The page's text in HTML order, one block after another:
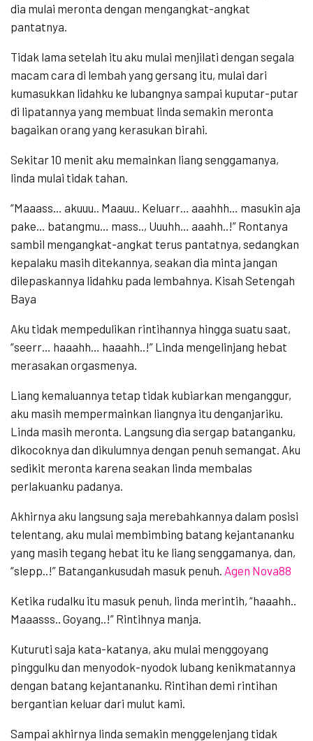
dia mulai meronta dengan mengangkat-angkat
pantatnya.
Tidak lama setelah itu aku mulai menjilati dengan segala
macam cara di lembah yang gersang itu, mulai dari
kumasukkan lidahku ke lubangnya sampai kuputar-putar
di lipatannya yang membuat linda semakin meronta
bagaikan orang yang kerasukan birahi.
Sekitar 10 menit aku memainkan liang senggamanya,
linda mulai tidak tahan.
“Maaass… akuuu.. Maauu.. Keluarr… aaahhh… masukin aja
pake… batangmu… mass.., Uuuhh… aaahh..!” Rontanya
sambil mengangkat-angkat terus pantatnya, sedangkan
kepalaku masih ditekannya, seakan dia minta jangan
dilepaskannya lidahku pada lembahnya. Kisah Setengah
Baya
Aku tidak mempedulikan rintihannya hingga suatu saat,
“seerr… haaahh… haaahh..!” Linda mengelinjang hebat
merasakan orgasmenya.
Liang kemaluannya tetap tidak kubiarkan menganggur,
aku masih mempermainkan liangnya itu denganjariku.
Linda masih meronta. Langsung dia sergap batanganku,
dikocoknya dan dikulumnya dengan penuh semangat. Aku
sedikit meronta karena seakan linda membalas
perlakuanku padanya.
Akhirnya aku langsung saja merebahkannya dalam posisi
telentang, aku mulai membimbing batang kejantananku
yang masih tegang hebat itu ke liang senggamanya, dan,
“slepp..!” Batangankusudah masuk penuh. Agen Nova88
Ketika rudalku itu masuk penuh, linda merintih, “haaahh..
Maaasss.. Goyang..!” Rintihnya manja.
Kuturuti saja kata-katanya, aku mulai menggoyang
pinggulku dan menyodok-nyodok lubang kenikmatannya
dengan batang kejantananku. Rintihan demi rintihan
bergantian keluar dari mulut kami.
Sampai akhirnya linda semakin menggelenjang tidak